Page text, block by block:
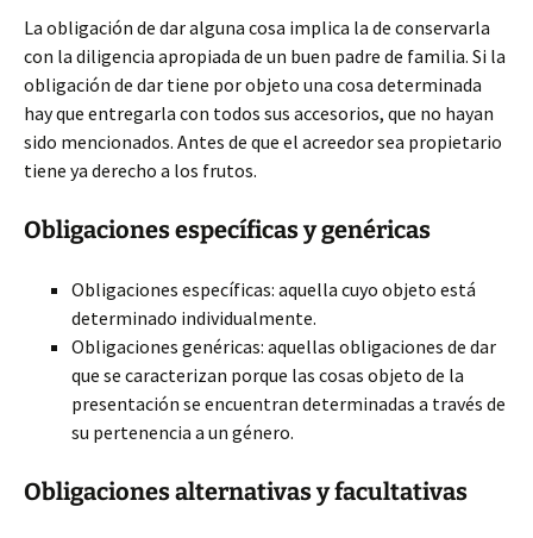
La obligación de dar alguna cosa implica la de conservarla
con la diligencia apropiada de un buen padre de familia. Si la
obligación de dar tiene por objeto una cosa determinada
hay que entregarla con todos sus accesorios, que no hayan
sido mencionados. Antes de que el acreedor sea propietario
tiene ya derecho a los frutos.
Obligaciones específicas y genéricas
Obligaciones específicas: aquella cuyo objeto está
determinado individualmente.
Obligaciones genéricas: aquellas obligaciones de dar
que se caracterizan porque las cosas objeto de la
presentación se encuentran determinadas a través de
su pertenencia a un género.
Obligaciones alternativas y facultativas